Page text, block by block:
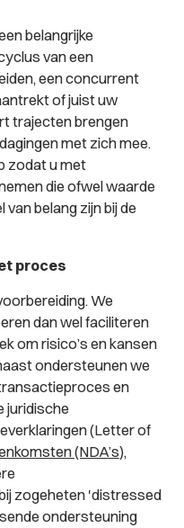
belangrijke
van een
een concurrent
of juist uw
trajecten brengen
met zich mee.
zodat u met
die ofwel waarde
belang zijn bij de
proces
We
dan wel faciliteren
om risico’s en kansen
ondersteunen we
en
juridische
(Letter of
(NDA’s),
zogeheten 'distressed
ondersteuning